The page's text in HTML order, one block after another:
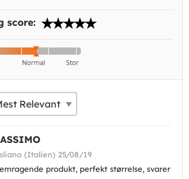
score:
(Italien) 25/08/19
produkt, perfekt størrelse, svarer